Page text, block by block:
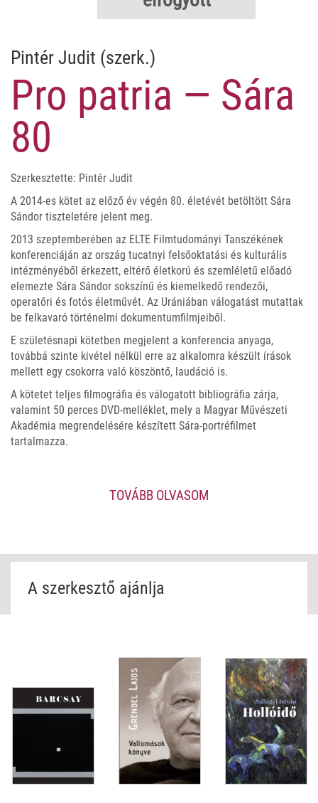
Pintér Judit (szerk.)
Pro patria — Sára
80
Szerkesztette: Pintér Judit
A 2014-es kötet az előző év végén 80. életévét betöltött Sára
Sándor tiszteletére jelent meg.
2013 szeptemberében az ELTE Filmtudományi Tanszékének
konferenciáján az ország tucatnyi felsőoktatási és kulturális
intézményéből érkezett, eltérő életkorú és szemléletű előadó
elemezte Sára Sándor sokszínű és kiemelkedő rendezői,
operatőri és fotós életművét. Az Urániában válogatást mutattak
be felkavaró történelmi dokumentumfilmjeiből.
E születésnapi kötetben megjelent a konferencia anyaga,
továbbá szinte kivétel nélkül erre az alkalomra készült írások
mellett egy csokorra való köszöntő, laudáció is.
A kötetet teljes filmográfia és válogatott bibliográfia zárja,
valamint 50 perces DVD-melléklet, mely a Magyar Művészeti
Akadémia megrendelésére készített Sára-portréfilmet
tartalmazza.
TOVÁBB OLVASOM
A szerkesztő ajánlja